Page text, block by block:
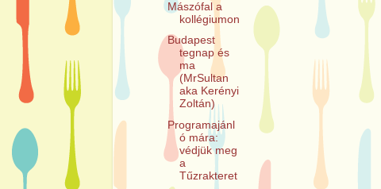
Mászófal a
kollégiumon
Budapest
tegnap és
ma
(MrSultan
aka Kerényi
Zoltán)
Programajánl
ó mára:
védjük meg
a
Tűzrakteret